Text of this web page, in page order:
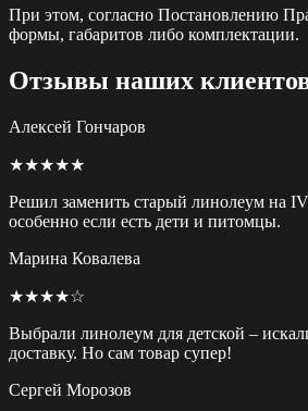
При этом, согласно Постановлению
формы, габаритов либо комплектации.
Отзывы наших
Алексей Гончаров
★★★★★
Решил заменить старый линолеум на
особенно если есть дети и питомцы.
Марина Ковалева
★★★★☆
Выбрали линолеум для детской –
доставку. Но сам товар супер!
Сергей Морозов